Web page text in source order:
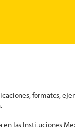
formatos,
en las Instituciones